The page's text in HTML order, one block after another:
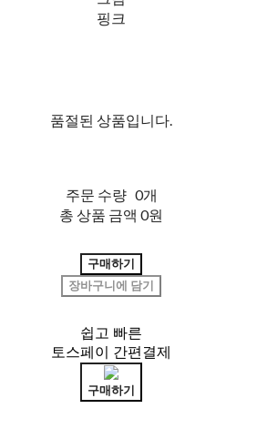
핑크
품절된 상품입니다.
주문 수량 0개
총 상품 금액 0원
구매하기
장바구니에 담기
쉽고 빠른
토스페이 간편결제
구매하기